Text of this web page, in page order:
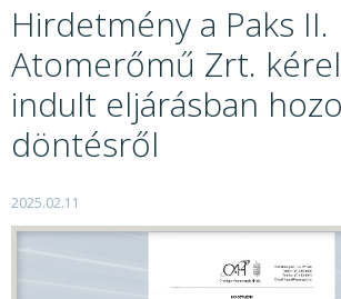
RENDKÍVÜLI HÍREK
SAJTÓSZOBA
HIRDETMÉNYEK
BEMUTATKOZÁS
FELADATOK
JOGI SZABÁLYOZÁS, ÚTMUTATÓK
Hirdetmény a Paks II.
Atomerőmű Zrt.
indult eljárásban
döntésről
2025.02.11